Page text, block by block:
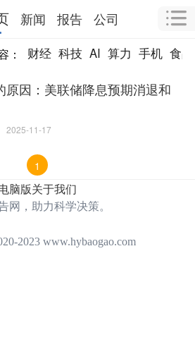
新闻 报告
公司
： 财经 科技 AI 算力 手机 食品
原因：美联储降息预期消退和
2025-11-17
1
脑版关于我们
网，助力科学决策。
2023 www.hybaogao.com